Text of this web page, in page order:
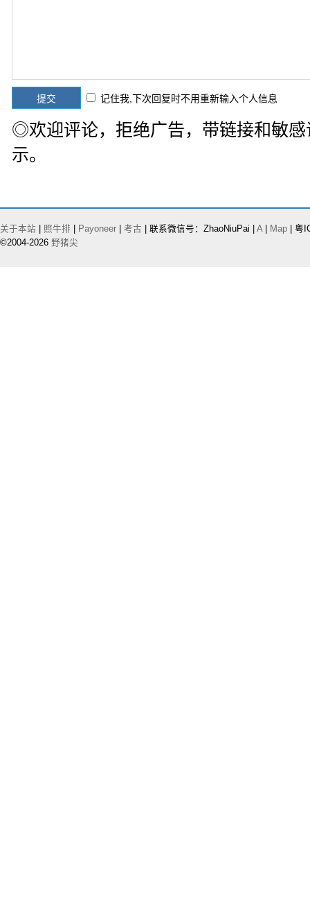
记住我,下次回复时不用重新输入个人信息
◎欢迎评论，拒绝广告，带链接和敏
示。
关于本站 照牛排 Payoneer 考古 | 联系微信号：ZhaoNiuPai | A| Map | 粤
©2004-2026 野猪尖